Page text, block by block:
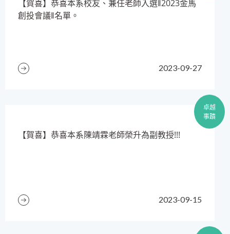
2023-09-27
​【賀喜】恭喜本系校友、兼任老師入選‖2023金馬
創投會議‖名單。
卓越
事蹟
2023-09-15
​【賀喜】恭喜本系陳靖霖老師榮升為副教授!!!